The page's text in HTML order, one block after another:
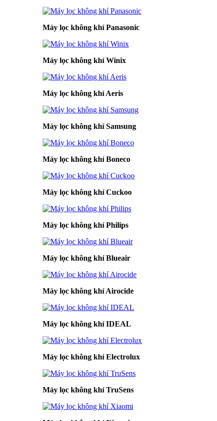
Máy lọc không khí Panasonic
Máy lọc không khí Winix
Máy lọc không khí Aeris
Máy lọc không khí Samsung
Máy lọc không khí Boneco
Máy lọc không khí Cuckoo
Máy lọc không khí Philips
Máy lọc không khí Blueair
Máy lọc không khí Airocide
Máy lọc không khí IDEAL
Máy lọc không khí Electrolux
Máy lọc không khí TruSens